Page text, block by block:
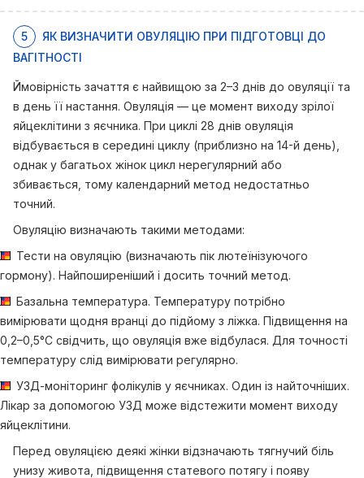
5
ЯК ВИЗНАЧИТИ ОВУЛЯЦІЮ ПРИ ПІДГОТОВЦІ ДО
ВАГІТНОСТІ
Ймовірність зачаття є найвищою за 2–3 днів до овуляції та
в день її настання. Овуляція — це момент виходу зрілої
яйцеклітини з яєчника. При циклі 28 днів овуляція
відбувається в середині циклу (приблизно на 14-й день),
однак у багатьох жінок цикл нерегулярний або
збивається, тому календарний метод недостатньо
точний.
Овуляцію визначають такими методами:
Тести на овуляцію (визначають пік лютеїнізуючого
гормону). Найпоширеніший і досить точний метод.
Базальна температура. Температуру потрібно
вимірювати щодня вранці до підйому з ліжка. Підвищення на
0,2–0,5°C свідчить, що овуляція вже відбулася. Для точності
температуру слід вимірювати регулярно.
УЗД-моніторинг фолікулів у яєчниках. Один із найточніших.
Лікар за допомогою УЗД може відстежити момент виходу
яйцеклітини.
Перед овуляцією деякі жінки відзначають тягнучий біль
унизу живота, підвищення статевого потягу і появу